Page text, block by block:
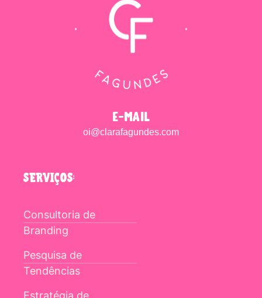
e-mail
oi@clarafagundes.com
SERVIÇOS:
Consultoria de
Branding
Pesquisa de
Tendências
Estratégia de